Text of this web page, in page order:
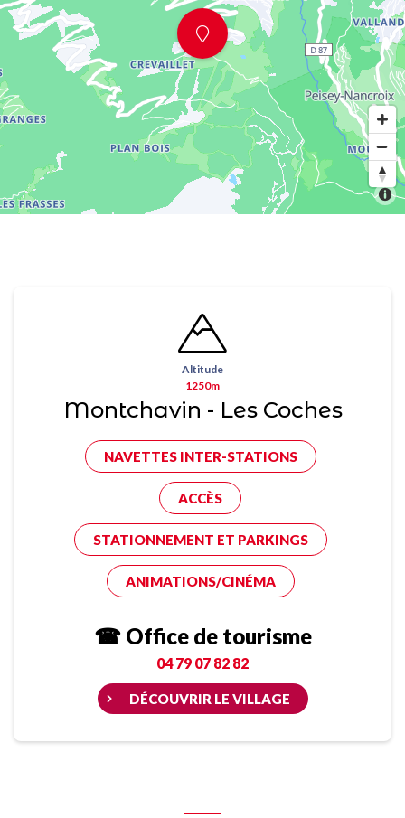
Altitude
1250m
Montchavin - Les Coches
NAVETTES INTER-STATIONS
ACCÈS
STATIONNEMENT ET PARKINGS
ANIMATIONS/CINÉMA
☎ Office de tourisme
04 79 07 82 82
DÉCOUVRIR LE VILLAGE